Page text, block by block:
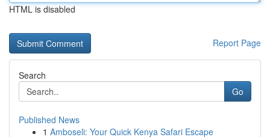
HTML is disabled
Report Page
Search
Go
Published News
1 Amboseli: Your Quick Kenya Safari Escape